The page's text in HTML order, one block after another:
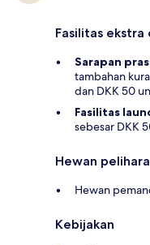
Fasilitas ekstra
Sarapan
tambahan
dan DKK 50
Fasilitas
sebesar DKK
Hewan
Hewan
Kebijakan